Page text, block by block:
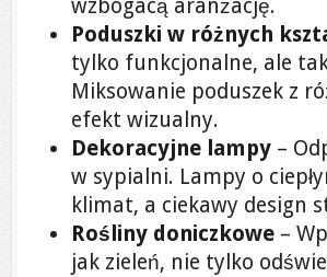
wzbogacą aranżację.
Poduszki w różnych
tylko funkcjonalne, ale
Miksowanie poduszek z
efekt wizualny.
Dekoracyjne lampy –
w sypialni. Lampy o
klimat, a ciekawy design
Rośliny doniczkowe –
jak zieleń, nie tylko